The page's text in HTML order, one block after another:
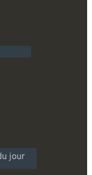
jour